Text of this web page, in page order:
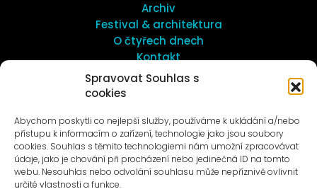
Spravovat Souhlas s
cookies
Abychom poskytli co nejlepší služby, používáme k ukládání a/nebo
přístupu k informacím o zařízení, technologie jako jsou soubory
cookies. Souhlas s těmito technologiemi nám umožní zpracovávat
údaje, jako je chování při procházení nebo jedinečná ID na tomto
webu. Nesouhlas nebo odvolání souhlasu může nepříznivě ovlivnit
určité vlastnosti a funkce.
Archiv
Festival & architektura
O čtyřech dnech
Kontakt
O umění v Motole